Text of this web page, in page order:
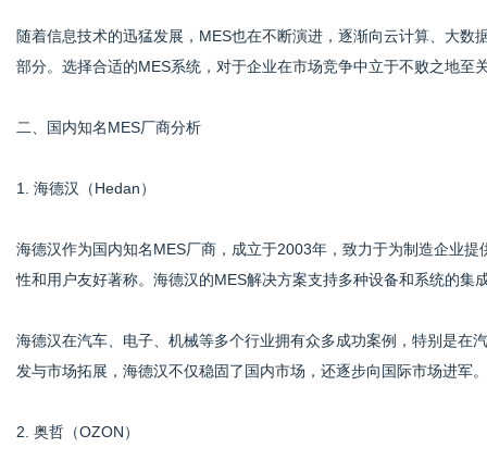
随着信息技术的迅猛发展，MES也在不断演进，逐渐向云计算、大
部分。选择合适的MES系统，对于企业在市场竞争中立于不败之地至
二、国内知名MES厂商分析
1. 海德汉（Hedan）
海德汉作为国内知名MES厂商，成立于2003年，致力于为制造企业
性和用户友好著称。海德汉的MES解决方案支持多种设备和系统的集
海德汉在汽车、电子、机械等多个行业拥有众多成功案例，特别是在
发与市场拓展，海德汉不仅稳固了国内市场，还逐步向国际市场进军。
2. 奥哲（OZON）